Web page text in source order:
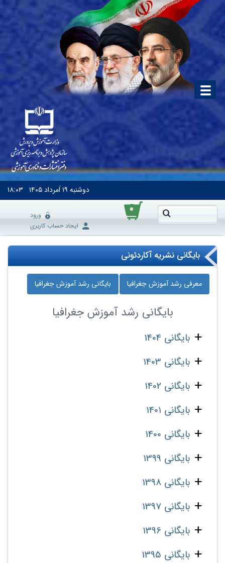
دوشنبه ۱۹ اَمرداد ۱۴۰۵ ۱۸:۰۳
۰
ورود
ایجاد حساب کاربری
بایگانی نشریه آکاردئونی
معرفی رشد آموزش جغرافیا بایگانی رشد آموزش جغرافیا
بایگانی رشد آموزش جغرافیا
بایگانی 1404
بایگانی 1403
بایگانی 1402
بایگانی 1401
بایگانی 1400
بایگانی 1399
بایگانی 1398
بایگانی 1397
بایگانی 1396
بایگانی 1395